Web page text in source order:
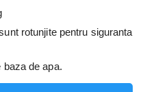
rotunjite pentru siguranta
baza de apa.